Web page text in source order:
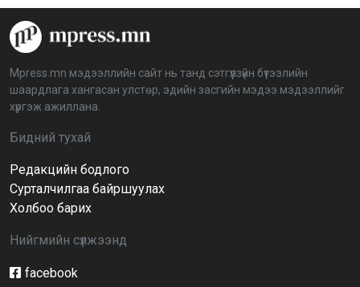
аймагт үргэлжилж байна
BTS-ийн тоглолтыг Netflix дэлхий даяар шууд
дамжуулна
Иргэдийн төлөөлөгчдийн хурлын 2026 оны
нөхөн сонгууль 6 дугаар сарын 21-нд болно
Д.Тэгшбаяр: НҮБ-ын тогтоол санаачилж,
Mpress.mn мэдээллийн сайт нь танд сэтгүүлзүйн бүтээлийн
шаардлага хангасан улстөр, эдийн засгийн мэдээ мэдээллийг
хүргэж ажиллана.
Бидний тухай
Редакцийн бодлого
Сурталчилгаа байршуулах
Холбоо барих
Нийгмийн сүлжээнд
facebook